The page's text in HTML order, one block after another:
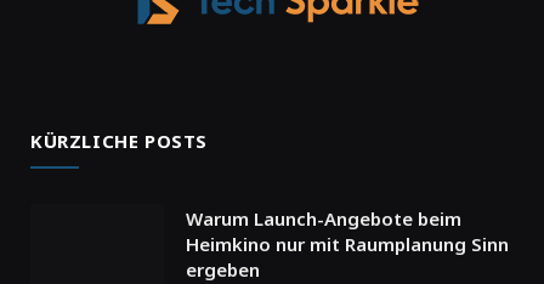
KÜRZLICHE POSTS
Warum Launch-Angebote beim
Heimkino nur mit Raumplanung Sinn
ergeben